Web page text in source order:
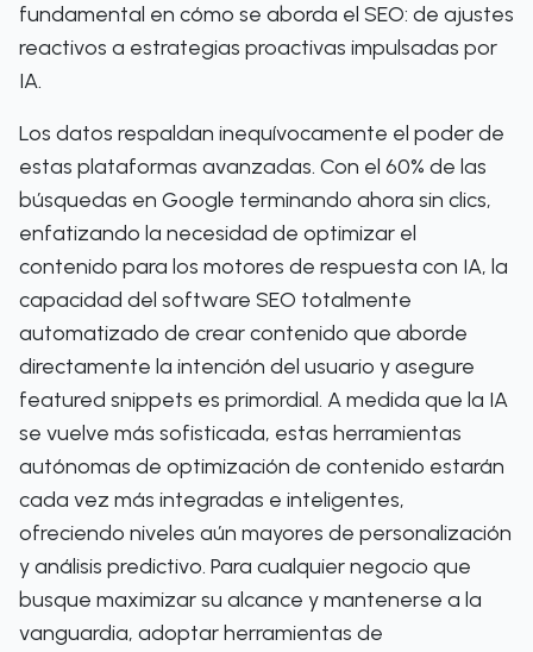
fundamental en cómo se aborda el SEO: de ajustes
reactivos a estrategias proactivas impulsadas por
IA.
Los datos respaldan inequívocamente el poder de
estas plataformas avanzadas. Con el 60% de las
búsquedas en Google terminando ahora sin clics,
enfatizando la necesidad de optimizar el
contenido para los motores de respuesta con IA, la
capacidad del software SEO totalmente
automatizado de crear contenido que aborde
directamente la intención del usuario y asegure
featured snippets es primordial. A medida que la IA
se vuelve más sofisticada, estas herramientas
autónomas de optimización de contenido estarán
cada vez más integradas e inteligentes,
ofreciendo niveles aún mayores de personalización
y análisis predictivo. Para cualquier negocio que
busque maximizar su alcance y mantenerse a la
vanguardia, adoptar herramientas de